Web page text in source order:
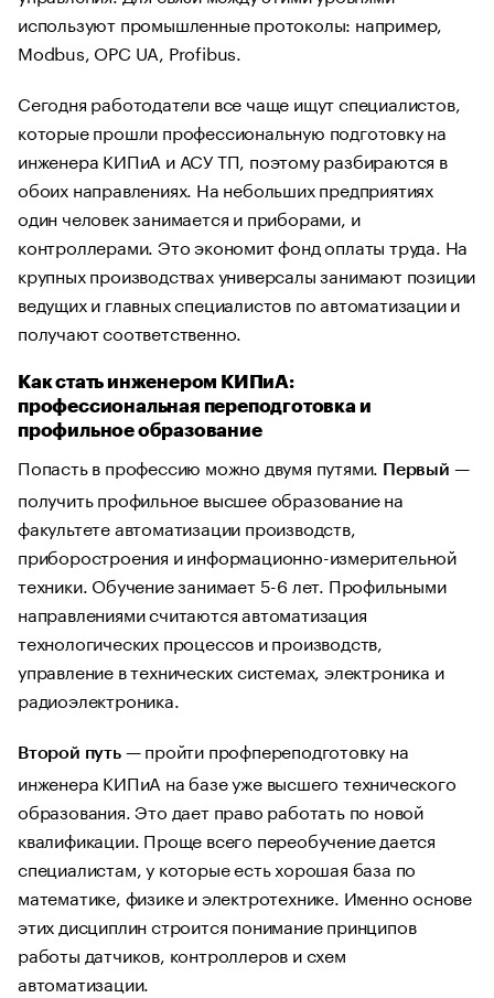
используют промышленные протоколы: например,
Modbus, OPC UA, Profibus.
Сегодня работодатели все чаще ищут специалистов,
которые прошли профессиональную подготовку на
инженера КИПиА и АСУ ТП, поэтому разбираются в
обоих направлениях. На небольших предприятиях
один человек занимается и приборами, и
контроллерами. Это экономит фонд оплаты труда. На
крупных производствах универсалы занимают позиции
ведущих и главных специалистов по автоматизации и
получают соответственно.
Как стать инженером КИПиА:
профессиональная переподготовка и
профильное образование
Попасть в профессию можно двумя путями. Первый —
получить профильное высшее образование на
факультете автоматизации производств,
приборостроения и информационно-измерительной
техники. Обучение занимает 5-6 лет. Профильными
направлениями считаются автоматизация
технологических процессов и производств,
управление в технических системах, электроника и
радиоэлектроника.
Второй путь— пройти профпереподготовку на
инженера КИПиА на базе уже высшего технического
образования. Это дает право работать по новой
квалификации. Проще всего переобучение дается
специалистам, у которые есть хорошая база по
математике, физике и электротехнике. Именно основе
этих дисциплин строится понимание принципов
работы датчиков, контроллеров и схем
автоматизации.